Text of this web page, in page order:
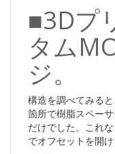
■3Dプ
タム
ジ。
構造を調べてみる
箇所で樹脂スペー
だけでした。これ
でオフセットを開け